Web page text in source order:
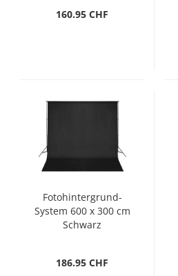
160.95 CHF
Fotohintergrund-
System 600 x 300 cm
Schwarz
186.95 CHF